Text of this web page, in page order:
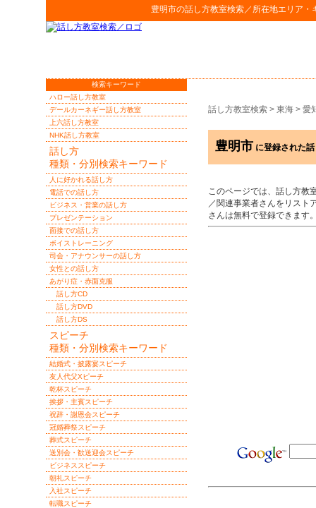
豊明市の話し方教室検索／所在地エリア・
話し方教室検索 > 東海 > 愛
豊明市 に登録された
このページでは、話し方教
／関連事業者さんをリスト
さんは無料で登録できます
検索キーワード
ハロー話し方教室
デールカーネギー話し方教室
上六話し方教室
NHK話し方教室
話し方
種類・分別検索キーワード
人に好かれる話し方
電話での話し方
ビジネス・営業の話し方
プレゼンテーション
面接での話し方
ボイストレーニング
司会・アナウンサーの話し方
女性との話し方
あがり症・赤面克服
話し方CD
話し方DVD
話し方DS
スピーチ
種類・分別検索キーワード
結婚式・披露宴スピーチ
友人代父Xピーチ
乾杯スピーチ
挨拶・主賓スピーチ
祝辞・謝恩会スピーチ
冠婚葬祭スピーチ
葬式スピーチ
送別会・歓送迎会スピーチ
ビジネススピーチ
朝礼スピーチ
入社スピーチ
転職スピーチ